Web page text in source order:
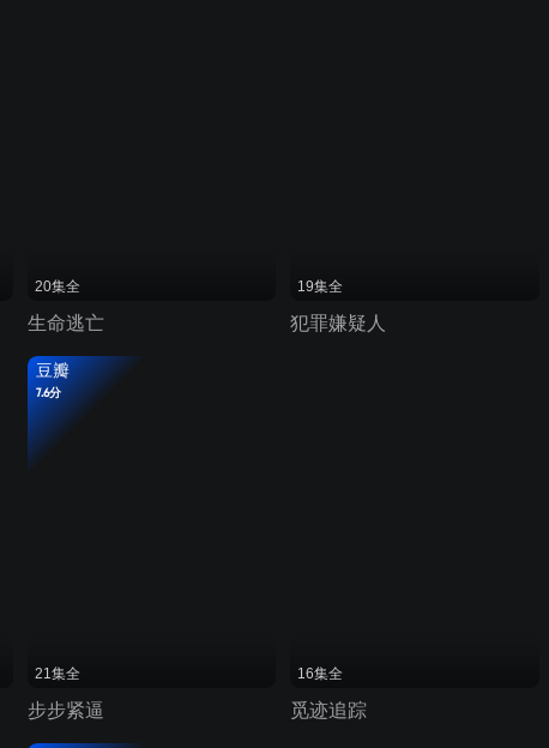
20集全
生命逃亡
19集全
犯罪嫌疑人
豆瓣
7.6分
21集全
步步紧逼
16集全
觅迹追踪